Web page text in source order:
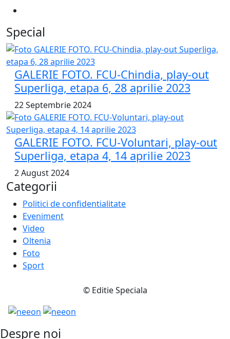
Special
GALERIE FOTO. FCU-Chindia, play-out
Superliga, etapa 6, 28 aprilie 2023
22 Septembrie 2024
GALERIE FOTO. FCU-Voluntari, play-out
Superliga, etapa 4, 14 aprilie 2023
2 August 2024
Categorii
Politici de confidentialitate
Eveniment
Video
Oltenia
Foto
Sport
© Editie Speciala
Despre noi